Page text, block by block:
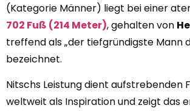
(Kategorie Männer) liegt bei einer
702 Fuß (214 Meter), gehalten von
treffend als „der tiefgründigste Mann
bezeichnet.
Nitschs Leistung dient aufstrebenden
weltweit als Inspiration und zeigt das